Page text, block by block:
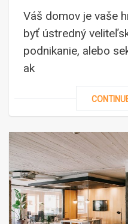
Váš domov je vaše
byť ústredný
podnikanie, alebo
ak